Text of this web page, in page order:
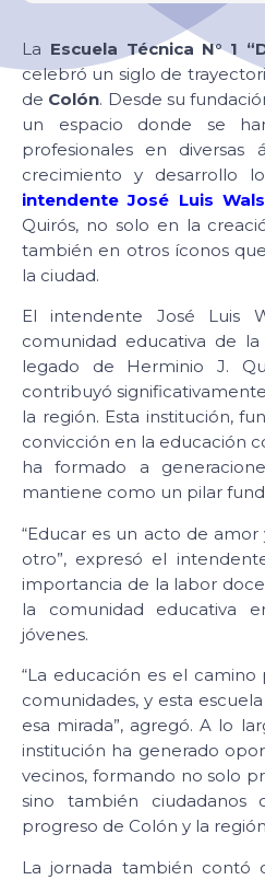
La Escuela Técnica N° 1
celebró un siglo de
de Colón. Desde su
un espacio donde se
profesionales en diversas
crecimiento y desarrollo
intendente José Luis
Quirós, no solo en la
también en otros íconos
la ciudad.
El intendente José Luis
comunidad educativa de
legado de Herminio J.
contribuyó
la región. Esta institución,
convicción en la educación
ha formado a
mantiene como un pilar
“Educar es un acto de
otro”, expresó el
importancia de la labor
la comunidad educativa
jóvenes.
“La educación es el
comunidades, y esta
esa mirada”, agregó. A lo
institución ha generado
vecinos, formando no solo
sino también ciudadanos
progreso de Colón y la
La jornada también contó